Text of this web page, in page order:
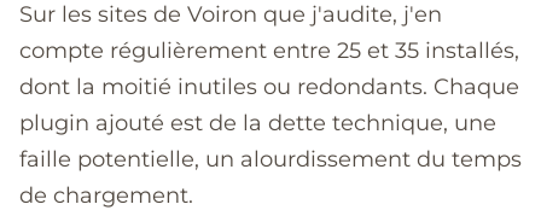
Sur les sites de Voiron que j'audite, j'en
compte régulièrement entre 25 et 35 installés,
dont la moitié inutiles ou redondants. Chaque
plugin ajouté est de la dette technique, une
faille potentielle, un alourdissement du temps
de chargement.